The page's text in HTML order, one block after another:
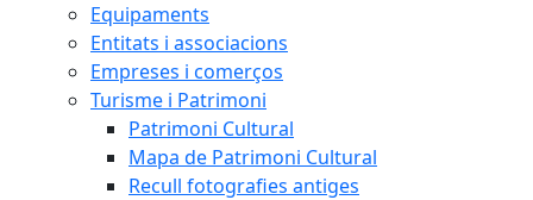
Equipaments
Entitats i associacions
Empreses i comerços
Turisme i Patrimoni
Patrimoni Cultural
Mapa de Patrimoni Cultural
Recull fotografies antiges